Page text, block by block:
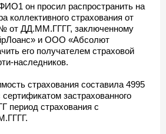
он просил распространить на
коллективного страхования от
от ДД.ММ.ГГГГ, заключенному
и ООО «Абсолют
его получателем страховой
наследников.
страхования составила 4995
застрахованного
страхования с